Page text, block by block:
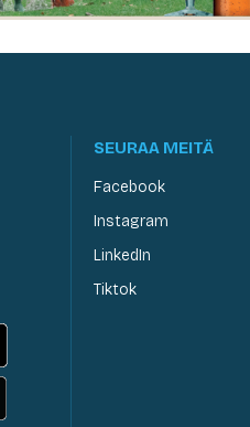
SEURAA MEITÄ
Facebook
Instagram
LinkedIn
Tiktok